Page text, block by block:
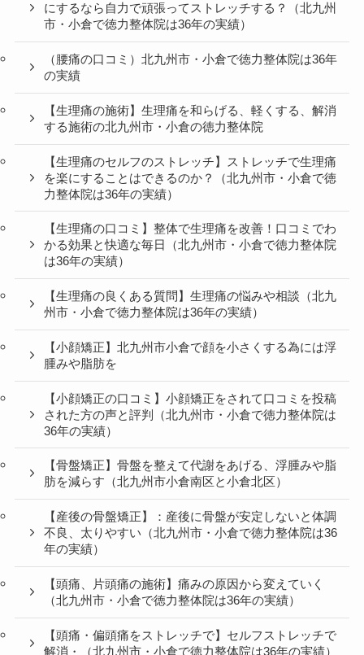
にするなら自力で頑張ってストレッチする？（北九州
市・小倉で徳力整体院は36年の実績）
（腰痛の口コミ）北九州市・小倉で徳力整体院は36年
の実績
【生理痛の施術】生理痛を和らげる、軽くする、解消
する施術の北九州市・小倉の徳力整体院
【生理痛のセルフのストレッチ】ストレッチで生理痛
を楽にすることはできるのか？（北九州市・小倉で徳
力整体院は36年の実績）
【生理痛の口コミ】整体で生理痛を改善！口コミでわ
かる効果と快適な毎日（北九州市・小倉で徳力整体院
は36年の実績）
【生理痛の良くある質問】生理痛の悩みや相談（北九
州市・小倉で徳力整体院は36年の実績）
【小顔矯正】北九州市小倉で顔を小さくする為には浮
腫みや脂肪を
【小顔矯正の口コミ】小顔矯正をされて口コミを投稿
された方の声と評判（北九州市・小倉で徳力整体院は
36年の実績）
【骨盤矯正】骨盤を整えて代謝をあげる、浮腫みや脂
肪を減らす（北九州市小倉南区と小倉北区）
【産後の骨盤矯正】：産後に骨盤が安定しないと体調
不良、太りやすい（北九州市・小倉で徳力整体院は36
年の実績）
【頭痛、片頭痛の施術】痛みの原因から変えていく
（北九州市・小倉で徳力整体院は36年の実績）
【頭痛・偏頭痛をストレッチで】セルフストレッチで
解消・（北九州市・小倉で徳力整体院は36年の実績）